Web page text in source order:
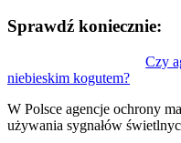
Sprawdź koniecznie:
Czy
niebieskim kogutem?
W Polsce agencje ochrony
używania sygnałów
wpisu